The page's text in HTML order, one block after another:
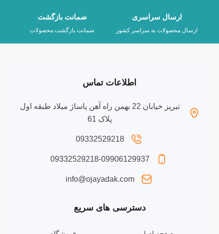
ارسال سراسری
ارسال محصولات به سراسر کشور
ضمانت بازگشت
ضمانت بازگشت محصولات
اطلاعات تماس
تبریز خیابان 22 بهمن راه آهن پاساژ میلاد طبقه اول
پلاک 61
09332529218
09332529218-09906129937
info@ojayadak.com
دسترسی های سریع